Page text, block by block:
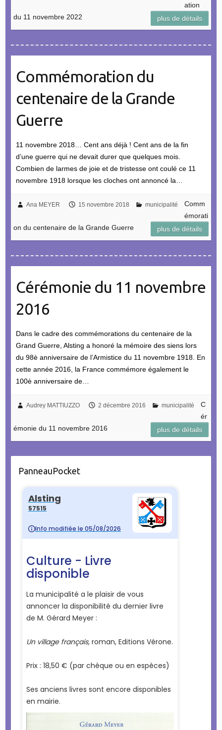
ation
du 11 novembre 2022
plus de détails
Commémoration du
centenaire de la Grande
Guerre
11 novembre 2018… Cent ans déjà ! Cent ans de la fin
d’une guerre qui ne devait durer que quelques mois.
Combien de larmes de joie et de tristesse ont coulé ce 11
novembre 1918 lorsque les cloches ont annoncé la…
Ana MEYER 15 novembre 2018 municipalité
Comm
émorati
on du centenaire de la Grande Guerre
plus de détails
Cérémonie du 11 novembre
2016
Dans le cadre des commémorations du centenaire de la
Grand Guerre, Alsting a honoré la mémoire des siens lors
du 98è anniversaire de l’Armistice du 11 novembre 1918. En
cette année 2016, la France commémore également le
100è anniversaire de…
Audrey MATTIUZZO 2 décembre 2016 municipalité
C
ér
émonie du 11 novembre 2016
plus de détails
PanneauPocket